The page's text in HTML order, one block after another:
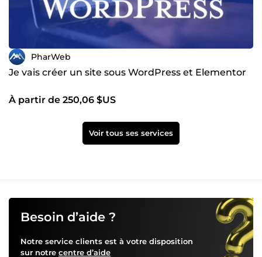
PharWeb
Je vais créer un site sous WordPress et Elementor
À partir de 250,06 $US
Voir tous ses services
Besoin d’aide ?
Notre service clients est à votre disposition
sur notre centre d’aide